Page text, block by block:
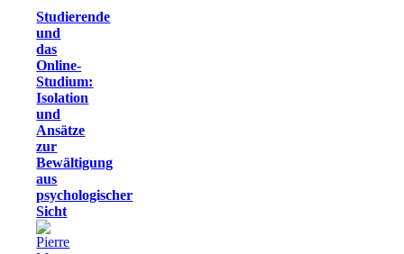
Studierende
und
das
Online-
Studium:
Isolation
und
Ansätze
zur
Bewältigung
aus
psychologischer
Sicht